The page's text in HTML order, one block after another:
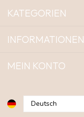
KATEGORIEN
INFORMATIONEN
MEIN KONTO